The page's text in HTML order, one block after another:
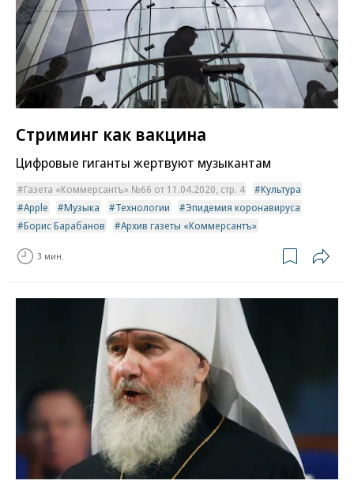
Стриминг как вакцина
Цифровые гиганты жертвуют музыкантам
Газета «Коммерсантъ» №66 от 11.04.2020, стр. 4
Культура
Apple
Музыка Технологии
Эпидемия коронавируса
Борис Барабанов
Архив газеты «Коммерсантъ»
3 мин.